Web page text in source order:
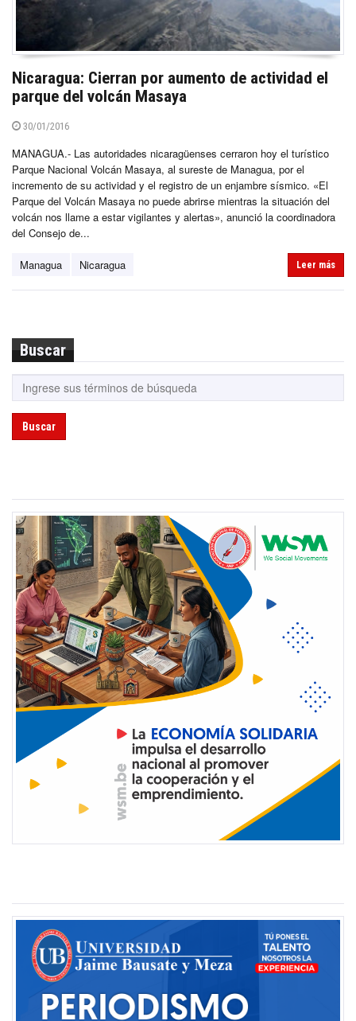
Nicaragua: Cierran por aumento de actividad el
parque del volcán Masaya
30/01/2016
MANAGUA.- Las autoridades nicaragüenses cerraron hoy el turístico
Parque Nacional Volcán Masaya, al sureste de Managua, por el
incremento de su actividad y el registro de un enjambre sísmico. «El
Parque del Volcán Masaya no puede abrirse mientras la situación del
volcán nos llame a estar vigilantes y alertas», anunció la coordinadora
del Consejo de...
Managua Nicaragua Leer más
Buscar
Buscar